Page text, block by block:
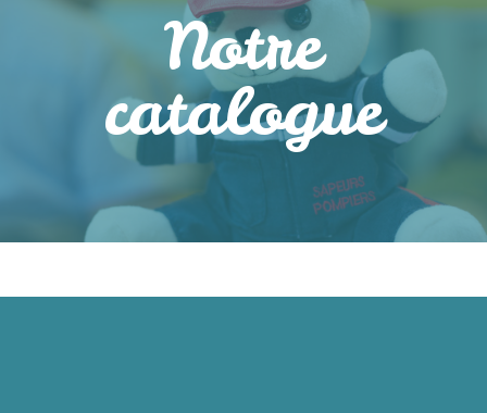
Notre
catalogue